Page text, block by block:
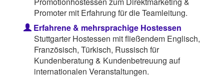
Promoter mit Erfahrung für die Teamleitung.
Erfahrene & mehrsprachige Hostessen
Stuttgarter Hostessen mit fließendem Englisch,
Französisch, Türkisch, Russisch für
Kundenberatung & Kundenbetreuung auf
internationalen Veranstaltungen.